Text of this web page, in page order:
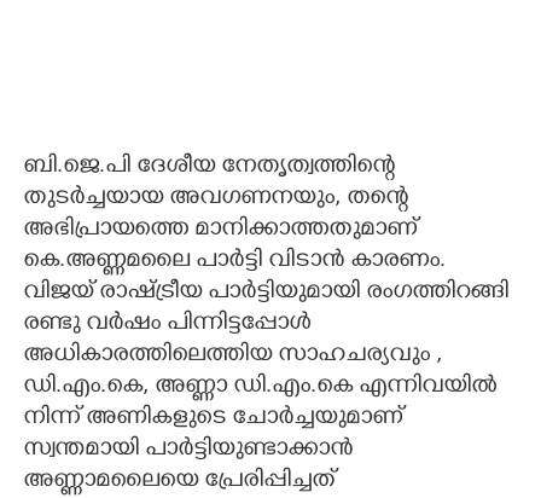
ബി.ജെ.പി ദേശീയ നേതൃത്വത്തിന്റെ
തുടർച്ചയായ അവഗണനയും, തന്റെ
അഭിപ്രായത്തെ മാനിക്കാത്തതുമാണ്
കെ.അണ്ണമലൈ പാർട്ടി വിടാൻ കാരണം.
വിജയ് രാഷ്ട്രീയ പാർട്ടിയുമായി രംഗത്തിറങ്ങി
രണ്ടു വർഷം പിന്നിട്ടപ്പോൾ
അധികാരത്തിലെത്തിയ സാഹചര്യവും ,
ഡി.എം.കെ, അണ്ണാ ഡി.എം.കെ എന്നിവയിൽ
നിന്ന് അണികളുടെ ചോർച്ചയുമാണ്
സ്വന്തമായി പാർട്ടിയുണ്ടാക്കാൻ
അണ്ണാമലൈയെ പ്രേരിപ്പിച്ചത്